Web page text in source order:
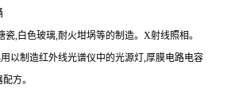
瓷,白色玻璃,耐火坩埚等的制造。X射线照相。
以制造红外线光谱仪中的光源灯,厚膜电路电容
方。